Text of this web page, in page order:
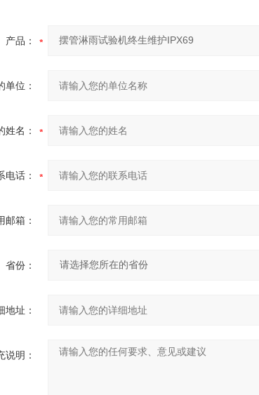
产品：
单位：
姓名：
电话：
邮箱：
省份：
地址：
说明：